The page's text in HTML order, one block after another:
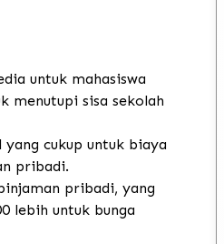
untuk mahasiswa
menutupi sisa sekolah
cukup untuk biaya
pribadi.
pribadi, yang
lebih untuk bunga